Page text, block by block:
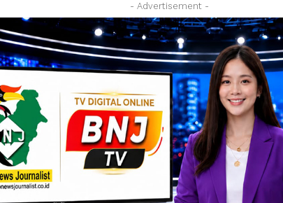
- Advertisement -